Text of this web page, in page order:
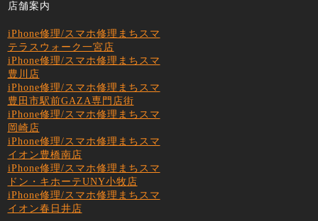
店舗案内
iPhone修理/スマホ修理まちスマ
テラスウォーク一宮店
iPhone修理/スマホ修理まちスマ
豊川店
iPhone修理/スマホ修理まちスマ
豊田市駅前GAZA専門店街
iPhone修理/スマホ修理まちスマ
岡崎店
iPhone修理/スマホ修理まちスマ
イオン豊橋南店
iPhone修理/スマホ修理まちスマ
ドン・キホーテUNY小牧店
iPhone修理/スマホ修理まちスマ
イオン春日井店